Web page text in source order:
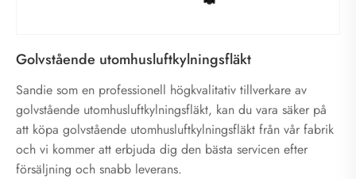
Golvstående utomhusluftkylningsfläkt
Sandie som en professionell högkvalitativ tillverkare av
golvstående utomhusluftkylningsfläkt, kan du vara säker på
att köpa golvstående utomhusluftkylningsfläkt från vår fabrik
och vi kommer att erbjuda dig den bästa servicen efter
försäljning och snabb leverans.